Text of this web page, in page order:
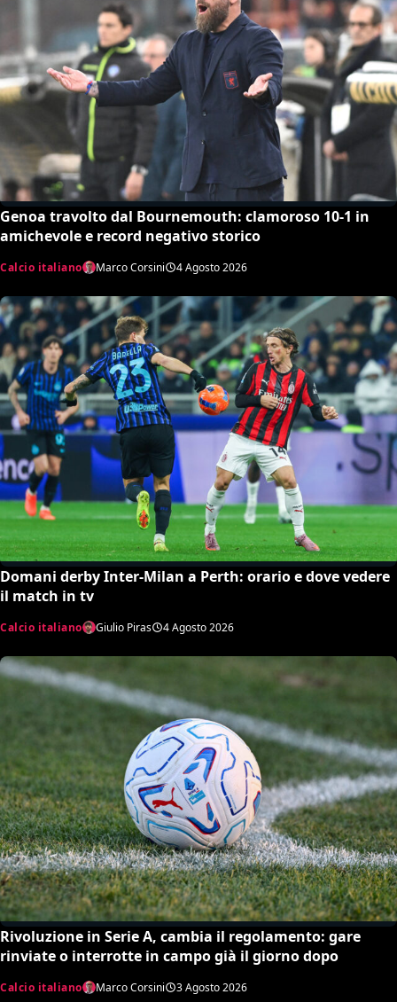
Genoa travolto dal Bournemouth: clamoroso 10-1 in
amichevole e record negativo storico
Calcio italiano Marco Corsini 4 Agosto 2026
Domani derby Inter-Milan a Perth: orario e dove vedere
il match in tv
Calcio italiano Giulio Piras 4 Agosto 2026
Rivoluzione in Serie A, cambia il regolamento: gare
rinviate o interrotte in campo già il giorno dopo
Calcio italiano Marco Corsini 3 Agosto 2026